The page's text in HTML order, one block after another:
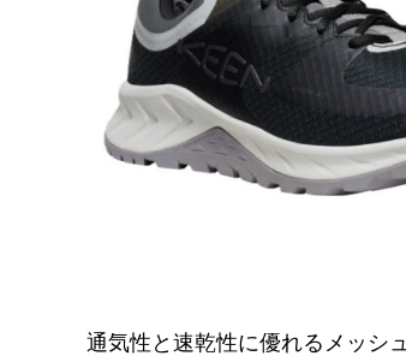
通気性と速乾性に優れるメッシ